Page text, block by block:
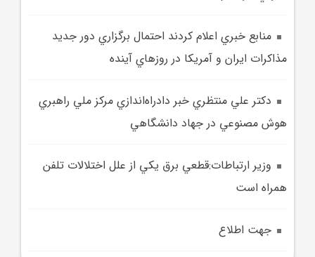
منابع خبري اعلام کردند احتمال برگزاري دور جديد
مذاکرات ايران و آمريکا در روزهاي آينده
دکتر علي منتظري خبر دادراه‌اندازي مرکز ملي راهبري
هوش مصنوعي در جهاد دانشگاهي
وزير ارتباطات:قطعي برق يکي از علل اختلالات تلفن
همراه است
جهت اطلاع